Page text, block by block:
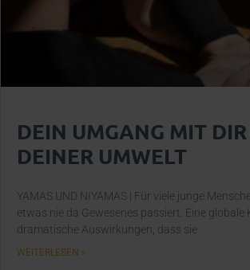
DEIN UMGANG MIT
DEINER UMWELT
YAMAS UND NIYAMAS | Für viele junge
etwas nie da Gewesenes passiert. Eine globale
dramatische Auswirkungen, dass sie
WEITERLESEN »